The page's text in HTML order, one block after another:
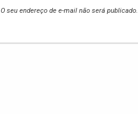
O seu endereço de e-mail não será publicado.